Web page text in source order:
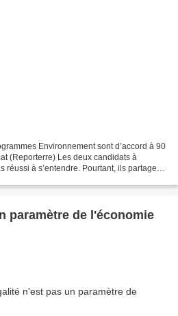
Environnement sont d’accord à 90
(Reporterre) Les deux candidats à
réussi à s’entendre. Pourtant, ils partagent
paramètre de l'économie